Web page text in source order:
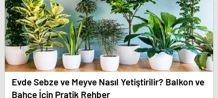
Evde Sebze ve Meyve Nasıl Yetiştirilir? Balkon ve
Bahçe İçin Pratik Rehber